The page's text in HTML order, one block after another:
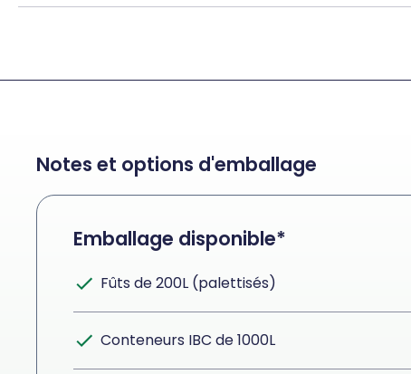
Notes et options d'emballage
Emballage disponible*
Fûts de 200L (palettisés)
Conteneurs IBC de 1000L